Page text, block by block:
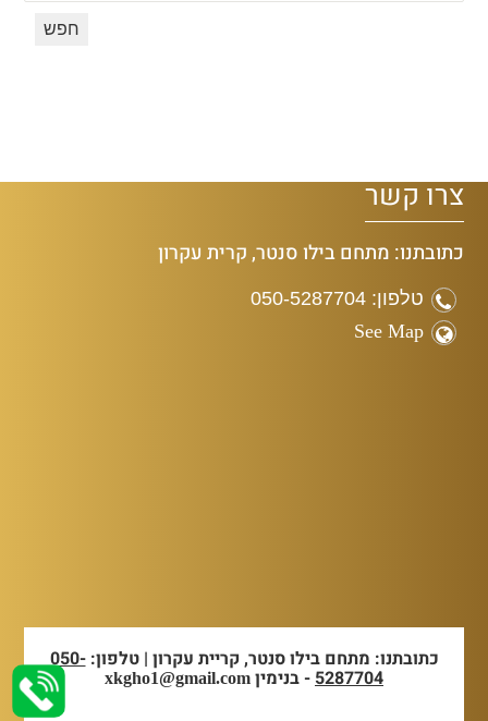
צרו קשר
כתובתנו: מתחם בילו סנטר, קרית עקרון
טלפון: 050-5287704
See Map
כתובתנו: מתחם בילו סנטר, קריית עקרון | טלפון:050-
5287704- בנימין xkgho1@gmail.com